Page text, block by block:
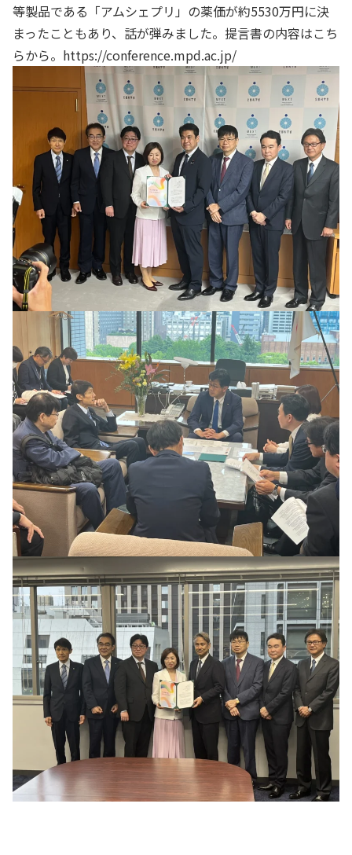
等製品である「アムシェプリ」の薬価が約5530万円に決
まったこともあり、話が弾みました。提言書の内容はこち
らから。 https://conference.mpd.ac.jp/